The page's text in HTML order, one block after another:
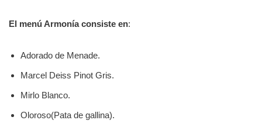
El menú Armonía consiste en:
Adorado de Menade.
Marcel Deiss Pinot Gris.
Mirlo Blanco.
Oloroso(Pata de gallina).